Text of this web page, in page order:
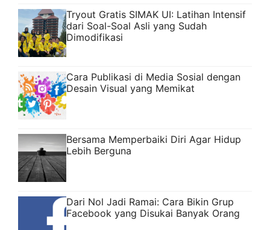
Tryout Gratis SIMAK UI: Latihan Intensif
dari Soal-Soal Asli yang Sudah
Dimodifikasi
Cara Publikasi di Media Sosial dengan
Desain Visual yang Memikat
Bersama Memperbaiki Diri Agar Hidup
Lebih Berguna
Dari Nol Jadi Ramai: Cara Bikin Grup
Facebook yang Disukai Banyak Orang